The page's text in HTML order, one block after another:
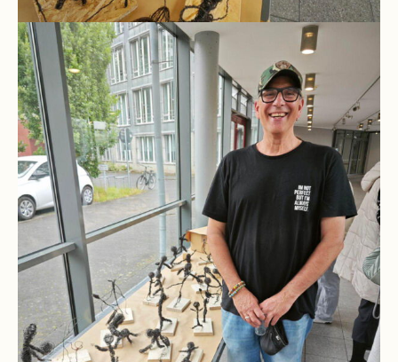
5
und
6
Stufe
und
Stufe
9
und
10
Hauptschulbildungsgang